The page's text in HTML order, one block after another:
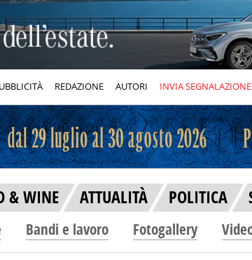
REDAZIONE AUTORI INVIA SEGNALAZIONE
& WINE ATTUALITÀ POLITICA
Bandi e lavoro Fotogallery